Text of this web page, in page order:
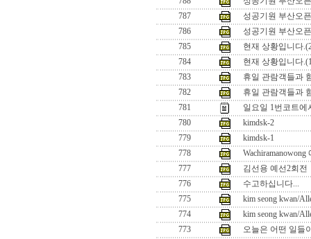
787
성공기원 부산오
786
성공기원 부산오
785
현재 상황입니다
784
현재 상황입니다
783
휴일 관람객들과
782
휴일 관람객들과
781
일요일 1번코트에
780
kimdsk-2
779
kimdsk-1
778
Wachiramanowong
777
김선용 예선2회전
776
수고하십니다...
775
kim seong kwan/
774
kim seong kwan/
773
오늘은 어떤 일들